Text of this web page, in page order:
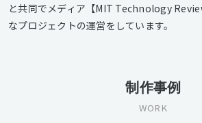
と共同でメディア【MIT Technology
なプロジェクトの運営をしています。
制作事例
WORK